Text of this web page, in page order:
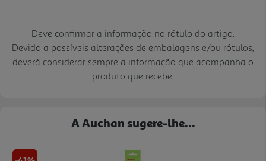
Deve confirmar a informação no rótulo do artigo.
Devido a possíveis alterações de embalagens e/ou rótulos,
deverá considerar sempre a informação que acompanha o
produto que recebe.
A Auchan sugere-lhe...